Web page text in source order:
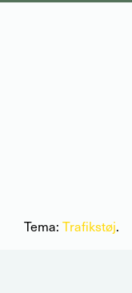
Tema: Trafikstøj.